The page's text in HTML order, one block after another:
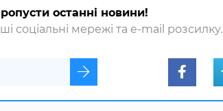
останні новини!
соціальні мережі та e-mail розсилку.